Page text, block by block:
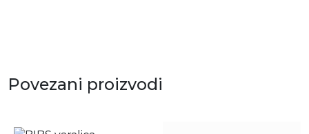
Povezani proizvodi